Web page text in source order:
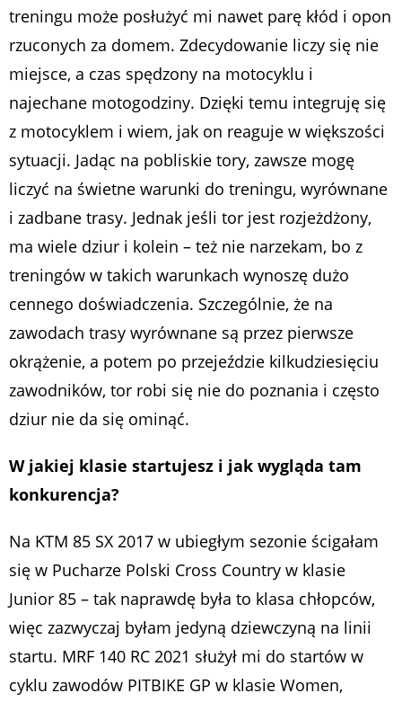
treningu może posłużyć mi nawet parę kłód i opon
rzuconych za domem. Zdecydowanie liczy się nie
miejsce, a czas spędzony na motocyklu i
najechane motogodziny. Dzięki temu integruję się
z motocyklem i wiem, jak on reaguje w większości
sytuacji. Jadąc na pobliskie tory, zawsze mogę
liczyć na świetne warunki do treningu, wyrównane
i zadbane trasy. Jednak jeśli tor jest rozjeżdżony,
ma wiele dziur i kolein – też nie narzekam, bo z
treningów w takich warunkach wynoszę dużo
cennego doświadczenia. Szczególnie, że na
zawodach trasy wyrównane są przez pierwsze
okrążenie, a potem po przejeździe kilkudziesięciu
zawodników, tor robi się nie do poznania i często
dziur nie da się ominąć.
W jakiej klasie startujesz i jak wygląda tam
konkurencja?
Na KTM 85 SX 2017 w ubiegłym sezonie ścigałam
się w Pucharze Polski Cross Country w klasie
Junior 85 – tak naprawdę była to klasa chłopców,
więc zazwyczaj byłam jedyną dziewczyną na linii
startu. MRF 140 RC 2021 służył mi do startów w
cyklu zawodów PITBIKE GP w klasie Women,